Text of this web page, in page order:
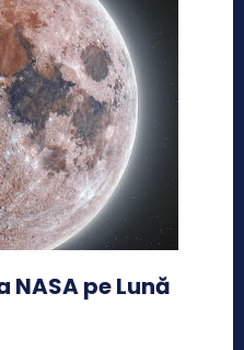
pe Lună